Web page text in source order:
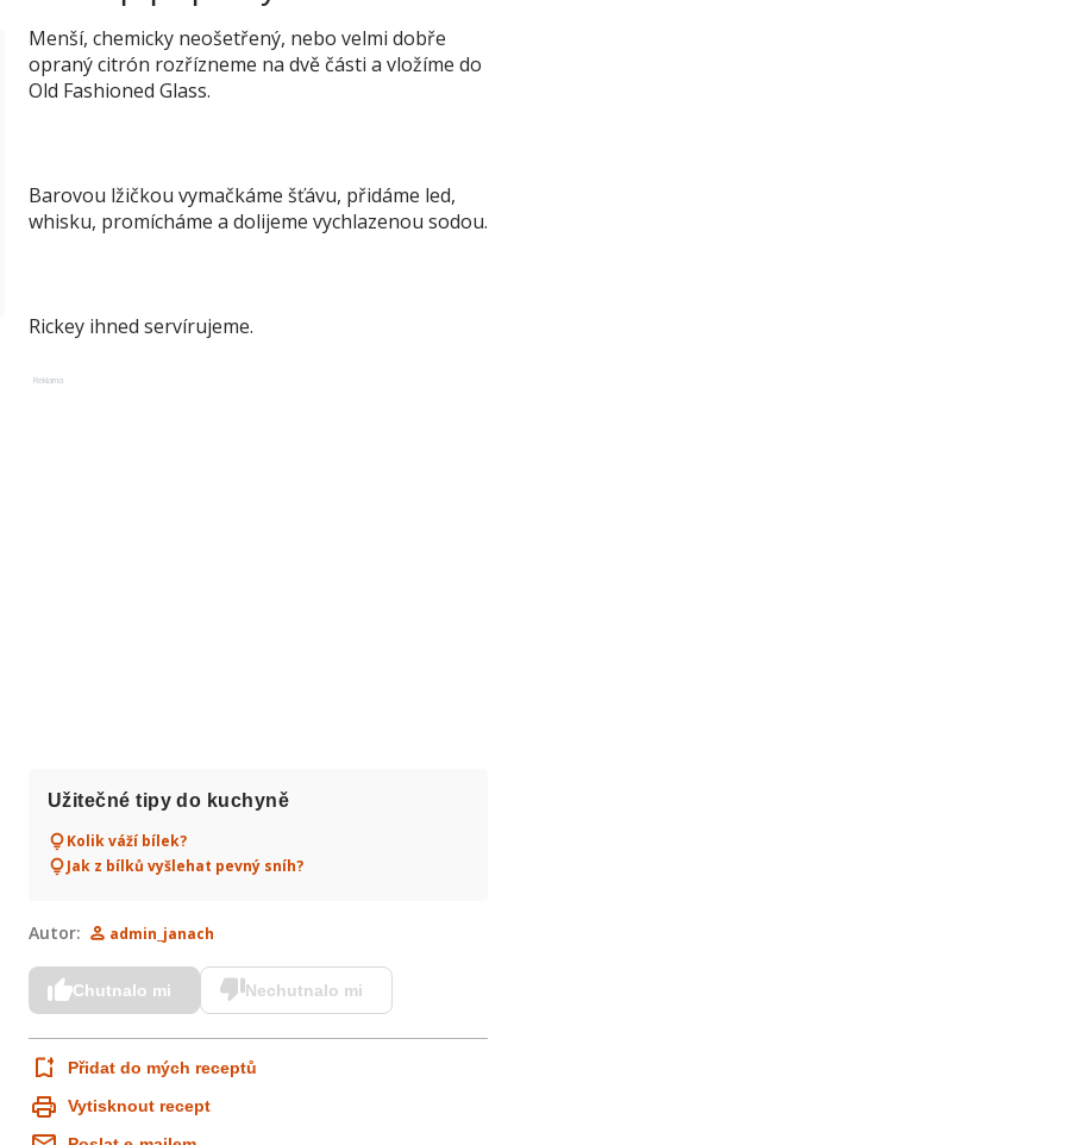
Menší, chemicky neošetřený, nebo velmi dobře
opraný citrón rozřízneme na dvě části a vložíme do
Old Fashioned Glass.
Barovou lžičkou vymačkáme šťávu, přidáme led,
whisku, promícháme a dolijeme vychlazenou sodou.
Rickey ihned servírujeme.
Reklama
Užitečné tipy do kuchyně
Kolik váží bílek?
Jak z bílků vyšlehat pevný sníh?
Autor: admin_janach
Chutnalo mi Nechutnalo mi
Přidat do mých receptů
Vytisknout recept